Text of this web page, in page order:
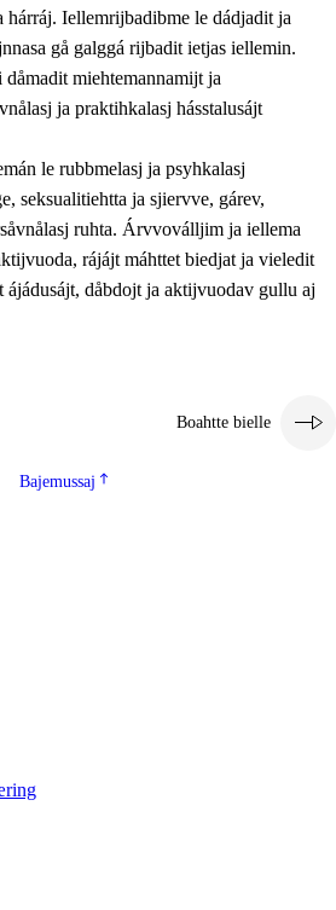
åvddånahttema ja ávddama hárráj
ja åvddånibme
hárráj
guojmmeviesátvuohta
hárráj. Iellemrijbadibme le dádjadit ja
gå galggá rijbadit ietjas iellemin.
miehtemannamijt ja
ja praktihkalasj hásstalusájt
le rubbmelasj ja psyhkalasj
seksualitiehtta ja sjiervve, gárev,
ruhta. Árvvoválljim ja iellema
rájájt máhttet biedjat ja vieledit
ájádusájt, dåbdojt ja aktijvuodav gullu aj
Boahtte bielle
Bajemussaj